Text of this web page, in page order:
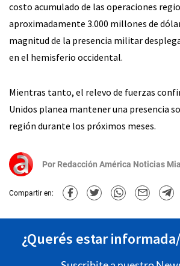
costo acumulado de las operaciones
aproximadamente 3.000 millones de
magnitud de la presencia militar
en el hemisferio occidental.
Mientras tanto, el relevo de fuerzas
Unidos planea mantener una presencia
región durante los próximos meses.
Por Redacción América Noticias
Compartir en:
¿Querés estar